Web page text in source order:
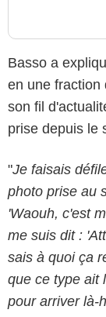
Basso a
en une fraction
son fil
prise depuis le
"Je faisais
photo prise au
'Waouh, c'est
me suis dit :
sais à quoi ça
que ce type ait
pour arriver là-